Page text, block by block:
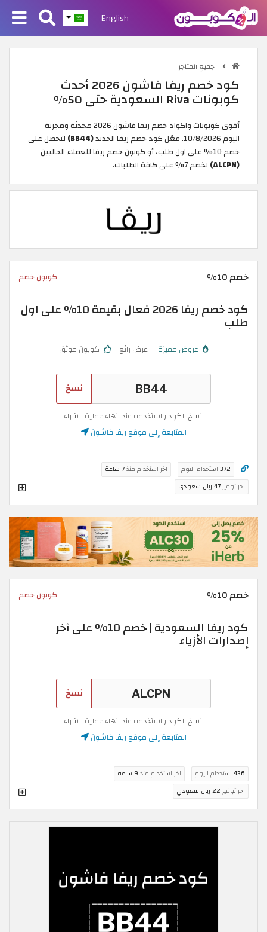
English
جميع المتاجر
كود خصم ريفا فاشون 2026 أحدث
كوبونات Riva السعودية حتى 50%
أقوى كوبونات واكواد خصم ريفا فاشون 2026 محدثة ومجربة
اليوم 10/8/2026. فعّل كود خصم ريفا الجديد
(BB44)
لتحصل على
خصم 10% على اول طلب، أو كوبون خصم ريفا للعملاء الحاليين
(ALCPN)
لخصم 7% على كافة الطلبات.
خصم 10% كوبون خصم
كود خصم ريفا 2026 فعال بقيمة 10% على اول
طلب
عروض مميزة عرض رائع كوبون موثق
نسخ
انسخ الكود واستخدمه عند انهاء عملية الشراء
المتابعة إلى موقع ريفا فاشون
372 استخدام اليوم اخر استخدام منذ7 ساعة
اخر توفير47 ريال سعودي
خصم 10% كوبون خصم
كود ريفا السعودية | خصم 10% على آخر
إصدارات الأزياء
نسخ
انسخ الكود واستخدمه عند انهاء عملية الشراء
المتابعة إلى موقع ريفا فاشون
436 استخدام اليوم اخر استخدام منذ 9 ساعة
اخر توفير 22 ريال سعودي